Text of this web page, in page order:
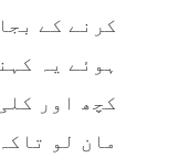
کرنے کے
ہوئے یہ
کچھ اور
مان لو